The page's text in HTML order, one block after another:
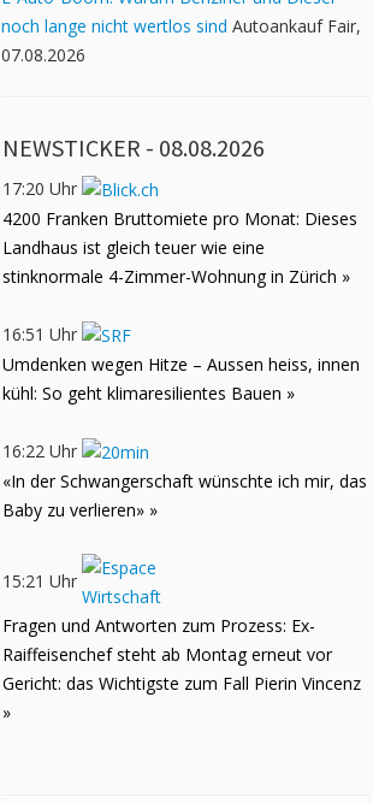
noch lange nicht wertlos sind Autoankauf Fair,
07.08.2026
NEWSTICKER - 08.08.2026
17:20 Uhr
4200 Franken Bruttomiete pro Monat: Dieses
Landhaus ist gleich teuer wie eine
stinknormale 4-Zimmer-Wohnung in Zürich »
16:51 Uhr
Umdenken wegen Hitze – Aussen heiss, innen
kühl: So geht klimaresilientes Bauen »
16:22 Uhr
«In der Schwangerschaft wünschte ich mir, das
Baby zu verlieren» »
15:21 Uhr
Fragen und Antworten zum Prozess: Ex-
Raiffeisenchef steht ab Montag erneut vor
Gericht: das Wichtigste zum Fall Pierin Vincenz
»